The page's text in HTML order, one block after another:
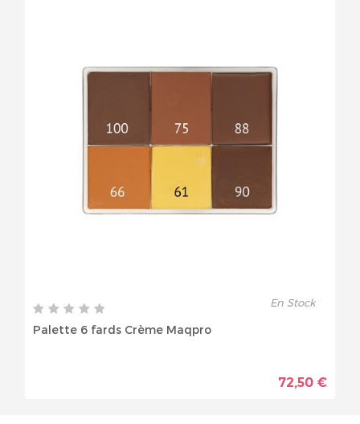
En Stock
Palette 6 fards Crème Maqpro
72,50 €